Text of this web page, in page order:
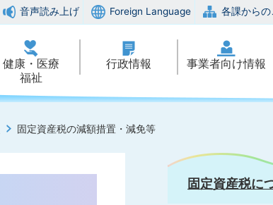
音声読み上げ Foreign Language 各課からの
健康・医療
福祉
行政情報 事業者向け情報
固定資産税の減額措置・減免等
固定資産税に